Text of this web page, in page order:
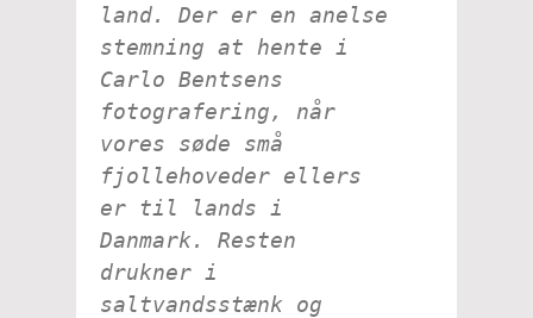
land. Der er en anelse
stemning at hente i
Carlo Bentsens
fotografering, når
vores søde små
fjollehoveder ellers
er til lands i
Danmark. Resten
drukner i
saltvandsstænk og